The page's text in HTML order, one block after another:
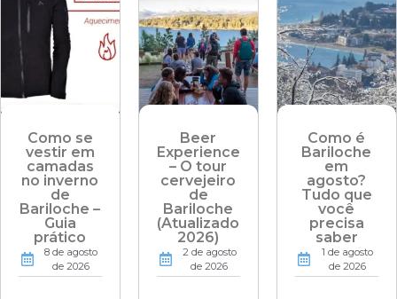
Como se
vestir em
camadas
no inverno
de
Bariloche –
Guia
prático
8 de agosto
de 2026
Beer
Experience
– O tour
cervejeiro
de
Bariloche
(Atualizado
2026)
2 de agosto
de 2026
Como é
Bariloche
em
agosto?
Tudo que
você
precisa
saber
1 de agosto
de 2026